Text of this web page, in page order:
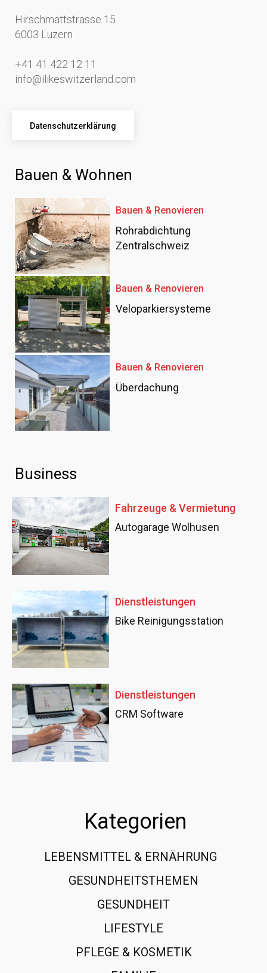
Hirschmattstrasse 15
6003 Luzern
+41 41 422 12 11
info@ilikeswitzerland.com
Datenschutzerklärung
Bauen & Wohnen
Bauen & Renovieren
Rohrabdichtung
Zentralschweiz
Bauen & Renovieren
Veloparkiersysteme
Bauen & Renovieren
Überdachung
Business
Fahrzeuge & Vermietung
Autogarage Wolhusen
Dienstleistungen
Bike Reinigungsstation
Dienstleistungen
CRM Software
Kategorien
LEBENSMITTEL & ERNÄHRUNG
GESUNDHEITSTHEMEN
GESUNDHEIT
LIFESTYLE
PFLEGE & KOSMETIK